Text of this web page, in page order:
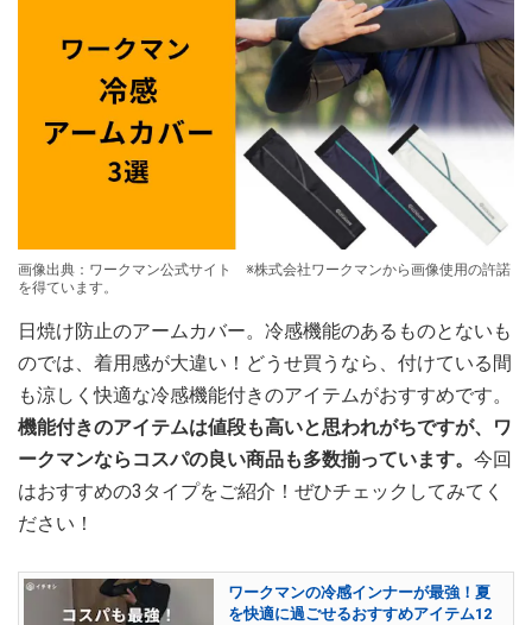
画像出典：ワークマン公式サイト ※株式会社ワークマンから画像使用の許諾
を得ています。
日焼け防止のアームカバー。冷感機能のあるものとないも
のでは、着用感が大違い！どうせ買うなら、付けている間
も涼しく快適な冷感機能付きのアイテムがおすすめです。
機能付きのアイテムは値段も高いと思われがちですが、ワ
ークマンならコスパの良い商品も多数揃っています。 今回
はおすすめの3タイプをご紹介！ぜひチェックしてみてく
ださい！
ワークマンの冷感インナーが最強！夏
を快適に過ごせるおすすめアイテム12